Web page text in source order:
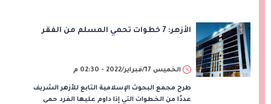
الأزهر: 7 خطوات تحمي المسلم من الفقر
الخميس 17/فبراير/2022 - 02:30 م
طرح مجمع البحوث الإسلامية التابع للأزهر الشريف
عددًا من الخطوات التي إذا داوم عليها الفرد حمى